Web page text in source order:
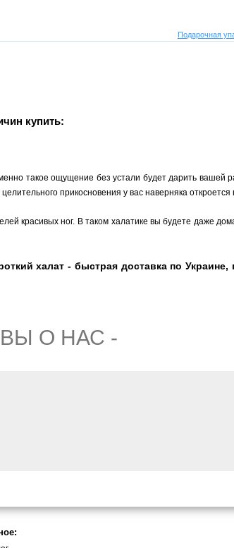
Подарочная
купить:
такое ощущение без устали будет дарить вашей
прикосновения у вас наверняка
красивых ног. В таком халатике вы будете даже
халат - быстрая доставка по Украине,
О НАС -